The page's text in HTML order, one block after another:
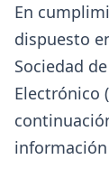
En
dispuesto
Sociedad
Electrónico